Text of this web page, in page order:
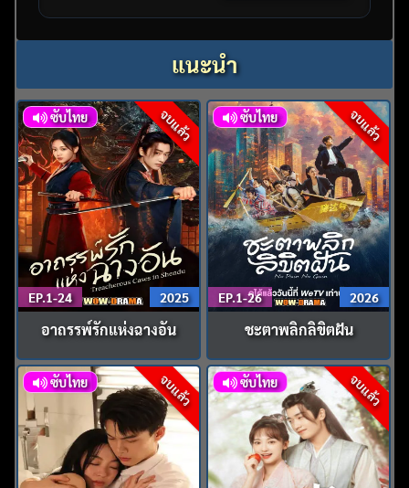
แนะนำ
จบแล้ว
ซับไทย
EP.1-24 2025
อาถรรพ์รักแห่งฉางอัน
จบแล้ว
ซับไทย
EP.1-26 2026
ชะตาพลิกลิขิตฝัน
จบแล้ว
ซับไทย จบแล้ว
ซับไทย